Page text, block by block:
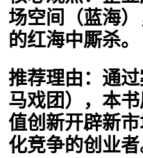
场空间（蓝海
的红海中厮杀。
推荐理由：通
马戏团），本
值创新开辟新
化竞争的创业者